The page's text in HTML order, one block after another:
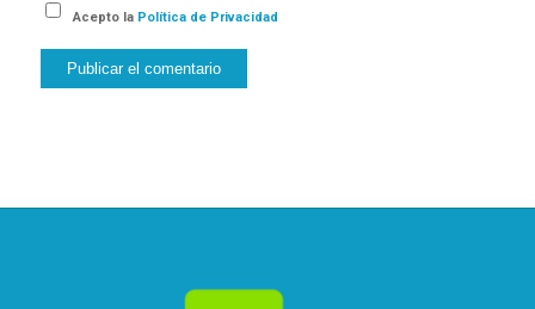
Acepto la Política de Privacidad